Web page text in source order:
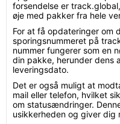
forsendelse er
øje med pakker fra hele
For at få opdateringer om
sporingsnummeret på
nummer fungerer som en
din pakke, herunder dens
leveringsdato.
Det er også muligt at
mail eller telefon, hvilket
om statusændringer.
usikkerheden og giver dig